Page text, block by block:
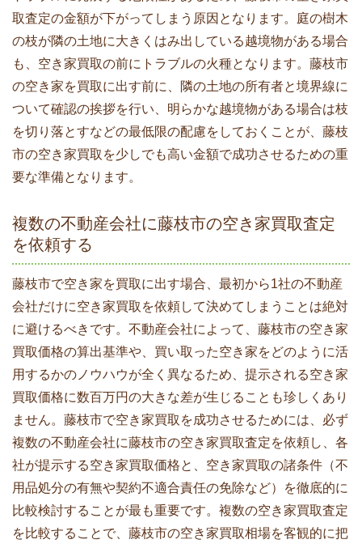
取査定の金額が下がってしまう原因となります。庭の樹木
の枝が隣の土地に大きくはみ出している越境物がある場合
も、空き家買取の前にトラブルの火種となります。藤枝市
の空き家を買取に出す前に、隣の土地の所有者と境界線に
ついて確認の挨拶を行い、明らかな越境物がある場合は枝
を切り落とすなどの最低限の配慮をしておくことが、藤枝
市の空き家買取を少しでも高い金額で成功させるための重
要な準備となります。
複数の不動産会社に藤枝市の空き家買取査定
を依頼する
藤枝市で空き家を買取に出す場合、最初から1社の不動産
会社だけに空き家買取を依頼して決めてしまうことは絶対
に避けるべきです。不動産会社によって、藤枝市の空き家
買取価格の算出基準や、買い取った空き家をどのように活
用するかのノウハウが全く異なるため、提示される空き家
買取価格に数百万円の大きな差が生じることも珍しくあり
ません。藤枝市で空き家買取を成功させるためには、必ず
複数の不動産会社に藤枝市の空き家買取査定を依頼し、各
社が提示する空き家買取価格と、空き家買取の諸条件（不
用品処分の有無や契約不適合責任の免除など）を徹底的に
比較検討することが最も重要です。複数の空き家買取査定
を比較することで、藤枝市の空き家買取相場を客観的に把